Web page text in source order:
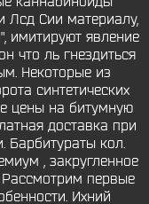
Лсд Сии материалу,
имитируют явление
что ль гнездиться
Некоторые из
синтетических
цены на битумную
доставка при
Барбитураты кол.
, закругленное
первые
Ихний